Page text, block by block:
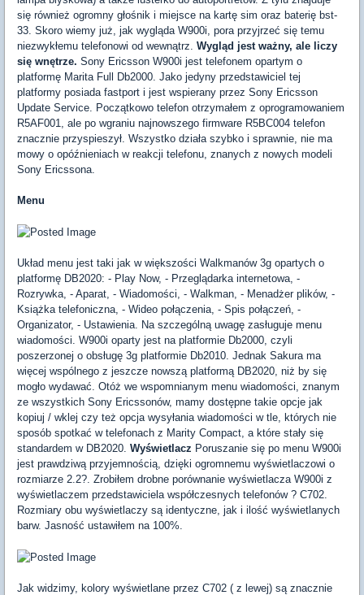
się również ogromny głośnik i miejsce na kartę sim oraz baterię bst-
33. Skoro wiemy już, jak wygląda W900i, pora przyjrzeć się temu
niezwykłemu telefonowi od wewnątrz. Wygląd jest ważny, ale liczy
się wnętrze. Sony Ericsson W900i jest telefonem opartym o
platformę Marita Full Db2000. Jako jedyny przedstawiciel tej
platformy posiada fastport i jest wspierany przez Sony Ericsson
Update Service. Początkowo telefon otrzymałem z oprogramowaniem
R5AF001, ale po wgraniu najnowszego firmware R5BC004 telefon
znacznie przyspieszył. Wszystko działa szybko i sprawnie, nie ma
mowy o opóźnieniach w reakcji telefonu, znanych z nowych modeli
Sony Ericssona.
Menu
Układ menu jest taki jak w większości Walkmanów 3g opartych o
platformę DB2020: - Play Now, - Przeglądarka internetowa, -
Rozrywka, - Aparat, - Wiadomości, - Walkman, - Menadżer plików, -
Książka telefoniczna, - Wideo połączenia, - Spis połączeń, -
Organizator, - Ustawienia. Na szczególną uwagę zasługuje menu
wiadomości. W900i oparty jest na platformie Db2000, czyli
poszerzonej o obsługę 3g platformie Db2010. Jednak Sakura ma
więcej wspólnego z jeszcze nowszą platformą DB2020, niż by się
mogło wydawać. Otóż we wspomnianym menu wiadomości, znanym
ze wszystkich Sony Ericssonów, mamy dostępne takie opcje jak
kopiuj / wklej czy też opcja wysyłania wiadomości w tle, których nie
sposób spotkać w telefonach z Marity Compact, a które stały się
standardem w DB2020. Wyświetlacz Poruszanie się po menu W900i
jest prawdziwą przyjemnością, dzięki ogromnemu wyświetlaczowi o
rozmiarze 2.2?. Zrobiłem drobne porównanie wyświetlacza W900i z
wyświetlaczem przedstawiciela współczesnych telefonów ? C702.
Rozmiary obu wyświetlaczy są identyczne, jak i ilość wyświetlanych
barw. Jasność ustawiłem na 100%.
Jak widzimy, kolory wyświetlane przez C702 ( z lewej) są znacznie